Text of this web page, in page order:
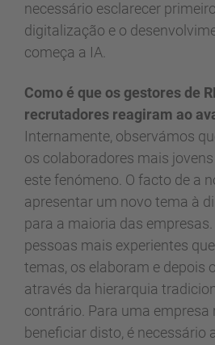
necessário esclarecer
digitalização e o
começa a IA.
Como é que os gestores de
recrutadores reagiram ao
Internamente, observámos
os colaboradores mais
este fenómeno. O facto de a
apresentar um novo tema à
para a maioria das
pessoas mais experientes
temas, os elaboram e depois
através da hierarquia
contrário. Para uma empresa
beneficiar disto, é necessário